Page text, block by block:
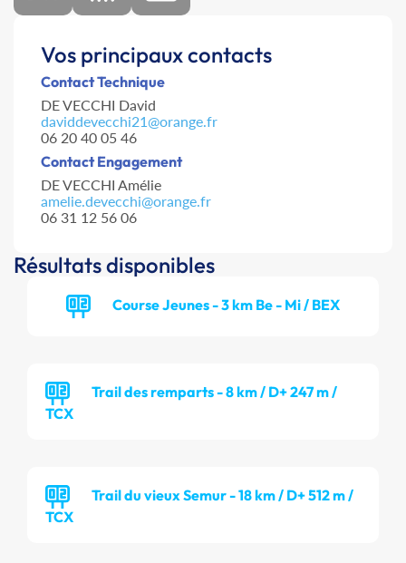
Vos principaux contacts
Contact Technique
DE VECCHI David
daviddevecchi21@orange.fr
06 20 40 05 46
Contact Engagement
DE VECCHI Amélie
amelie.devecchi@orange.fr
06 31 12 56 06
Résultats disponibles
Course Jeunes - 3 km Be - Mi / BEX
Trail des remparts - 8 km / D+ 247 m /
TCX
Trail du vieux Semur - 18 km / D+ 512 m /
TCX